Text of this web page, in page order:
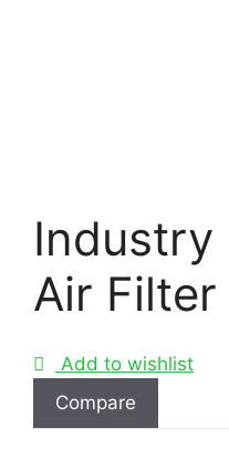
Industry
Air
Add to wishlist
Compare